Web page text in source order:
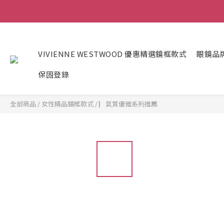
VIVIENNE WESTWOOD 優惠精選鏡框款式
眼鏡品
保固登錄
全部商品 / 女性精品鏡框款式 /▏氣質優雅系列推薦